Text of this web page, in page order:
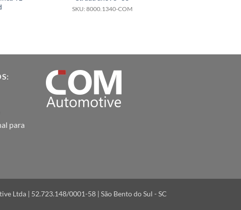
SKU: 8000.1340-COM
para
Ltda | 52.723.148/0001-58 | São Bento do Sul - SC